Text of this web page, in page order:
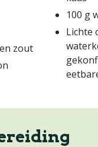
zout
100 g
Lichte